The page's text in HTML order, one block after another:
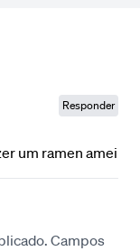
Responder
um ramen amei
Campos